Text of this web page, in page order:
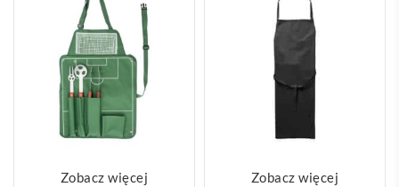
Zobacz więcej
Zobacz więcej